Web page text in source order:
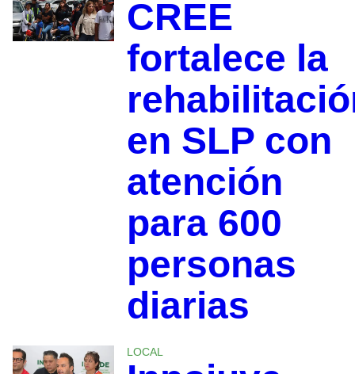
CREE
fortalece la
en SLP con
atención
para 600
personas
diarias
LOCAL